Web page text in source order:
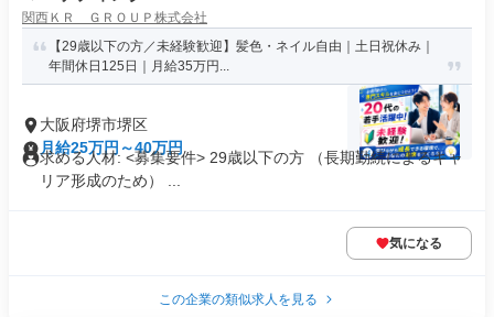
関西ＫＲ ＧＲＯＵＰ株式会社
【29歳以下の方／未経験歓迎】髪色・ネイル自由｜土日祝休み｜
年間休日125日｜月給35万円...
大阪府堺市堺区
月給25万円～40万円
求める人材: <募集要件> 29歳以下の方 （長期勤続によるキャ
リア形成のため） ...
気になる
この企業の類似求人を見る